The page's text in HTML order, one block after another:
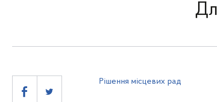
Рішення місцевих рад